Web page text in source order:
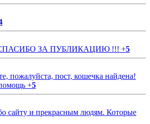
ЗА ПУБЛИКАЦИЮ !!! +5
пожалуйста, пост, кошечка найдена!
+5
сайту и прекрасным людям. Которые